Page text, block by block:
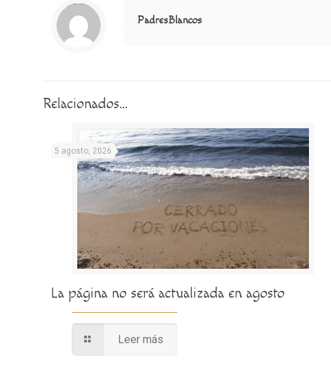
Notice
: Trying to access array offset on value of type null in
/home/misioner/public_html/padresblancos/themes/betheme/includes/content-single.php
on line
286
PadresBlancos
Relacionados...
5 agosto, 2026
La página no será actualizada en agosto
Leer más